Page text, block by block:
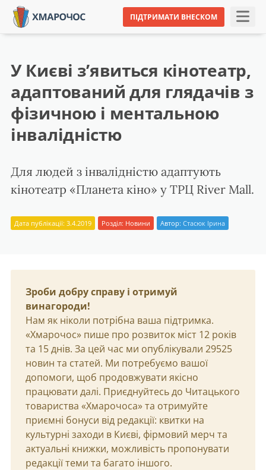
ПІДТРИМАТИ ВНЕСКОМ
У Києві з’явиться кінотеатр,
адаптований для глядачів з
фізичною і ментальною
інвалідністю
Для людей з інвалідністю адаптують
кінотеатр «Планета кіно» у ТРЦ River Mall.
Дата публікації: 3.4.2019 Розділ: Новини Автор: Стасюк Ірина
Зроби добру справу і отримуй
винагороди!
Нам як ніколи потрібна ваша підтримка.
«Хмарочос» пише про розвиток міст 12 років
та 15 днів. За цей час ми опублікували 29525
новин та статей. Ми потребуємо вашої
допомоги, щоб продовжувати якісно
працювати далі. Приєднуйтесь до Читацького
товариства «Хмарочоса» та отримуйте
приємні бонуси від редакції: квитки на
культурні заходи в Києві, фірмовий мерч та
актуальні книжки, можливість пропонувати
редакції теми та багато іншого.